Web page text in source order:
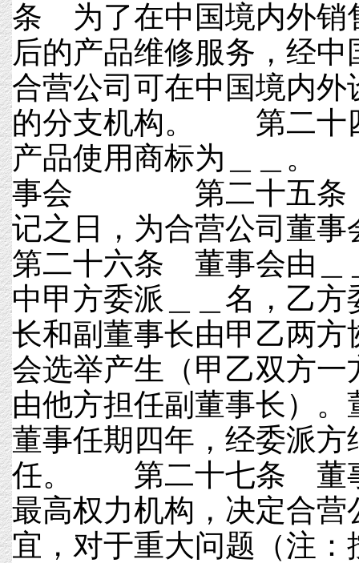
条 为了在中国境内外销
后的产品维修服务，经
合营公司可在中国境内外
的分支机构。 第二十
产品使用商标为＿
事会 第二十五条
记之日，为合营公司
第二十六条 董事会由＿
中甲方委派＿＿名，乙
长和副董事长由甲乙两方
会选举产生（甲乙双方
由他方担任副董事长）
董事任期四年，经委派方
任。 第二十七条 董事
最高权力机构，决定合营
宜，对于重大问题（注